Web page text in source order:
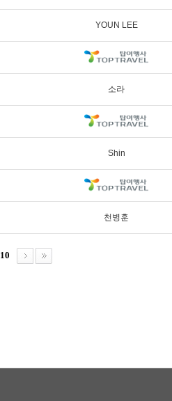
YOUN LEE
소라
Shin
천병훈
10